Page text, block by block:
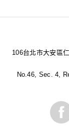
106台北市大安區
No.46, Sec. 4,